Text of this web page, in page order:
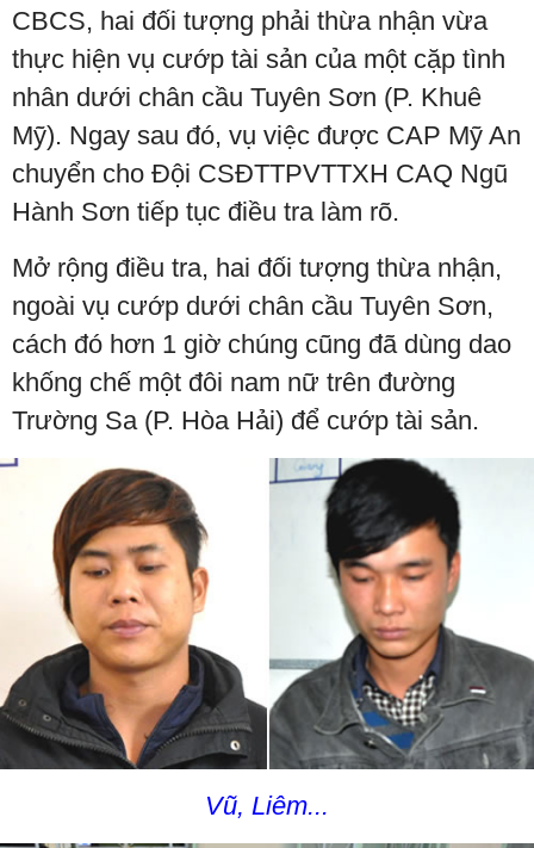
CBCS, hai đối tượng phải thừa nhận vừa
thực hiện vụ cướp tài sản của một cặp tình
nhân dưới chân cầu Tuyên Sơn (P. Khuê
Mỹ). Ngay sau đó, vụ việc được CAP Mỹ An
chuyển cho Đội CSĐTTPVTTXH CAQ Ngũ
Hành Sơn tiếp tục điều tra làm rõ.
Mở rộng điều tra, hai đối tượng thừa nhận,
ngoài vụ cướp dưới chân cầu Tuyên Sơn,
cách đó hơn 1 giờ chúng cũng đã dùng dao
khống chế một đôi nam nữ trên đường
Trường Sa (P. Hòa Hải) để cướp tài sản.
Vũ, Liêm...